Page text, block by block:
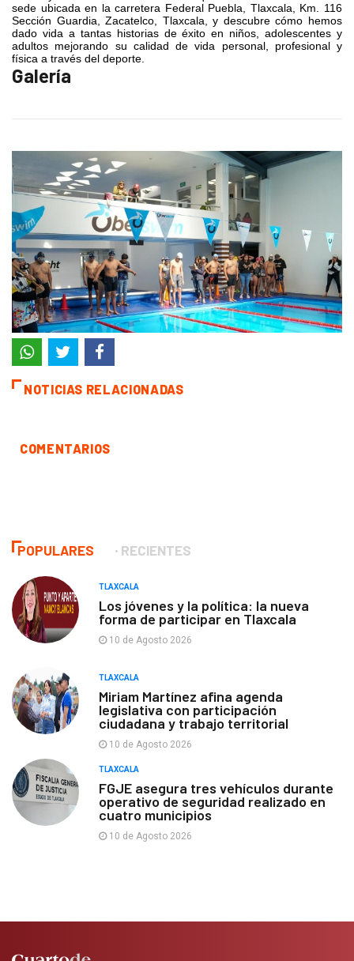
sede ubicada en la carretera Federal Puebla, Tlaxcala, Km. 116
Sección Guardia, Zacatelco, Tlaxcala, y descubre cómo hemos
dado vida a tantas historias de éxito en niños, adolescentes y
adultos mejorando su calidad de vida personal, profesional y
física a través del deporte.
Galería
NOTICIAS RELACIONADAS
COMENTARIOS
POPULARES RECIENTES
TLAXCALA
Los jóvenes y la política: la nueva
forma de participar en Tlaxcala
10 de Agosto 2026
TLAXCALA
Miriam Martínez afina agenda
legislativa con participación
ciudadana y trabajo territorial
10 de Agosto 2026
TLAXCALA
FGJE asegura tres vehículos durante
operativo de seguridad realizado en
cuatro municipios
10 de Agosto 2026